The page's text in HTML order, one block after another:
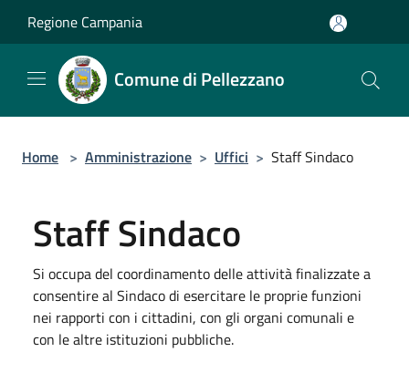
Regione Campania
Comune di Pellezzano
Home > Amministrazione > Uffici > Staff Sindaco
Staff Sindaco
Si occupa del coordinamento delle attività finalizzate a
consentire al Sindaco di esercitare le proprie funzioni
nei rapporti con i cittadini, con gli organi comunali e
con le altre istituzioni pubbliche.